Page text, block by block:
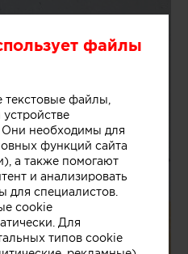
файлы
файлы,
необходимы для
функций сайта
а также помогают
и анализировать
для специалистов.
cookie
Для
типов cookie